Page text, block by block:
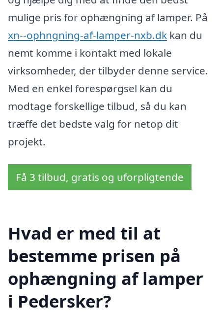
mulige pris for ophængning af lamper. På
xn--ophngning-af-lamper-nxb.dk kan du
nemt komme i kontakt med lokale
virksomheder, der tilbyder denne service.
Med en enkel forespørgsel kan du
modtage forskellige tilbud, så du kan
træffe det bedste valg for netop dit
projekt.
Få 3 tilbud, gratis og uforpligtende
Hvad er med til at
bestemme prisen på
ophængning af lamper
i Pedersker?